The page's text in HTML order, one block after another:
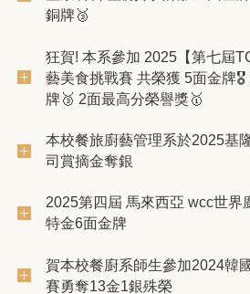
銅牌🥉
狂賀! 本系參加 2025【第七屆
藝美食挑戰賽 共榮獲 5面金牌🎖️
牌🥉 2面最高分榮譽獎🥇
本校餐旅廚藝管理系於2025基
司賞摘金奪銀
2025第四屆 馬來西亞 wcc世界
特金6面金牌
賀本校餐廚系師生參加2024韓
賽勇奪13金1銀殊榮